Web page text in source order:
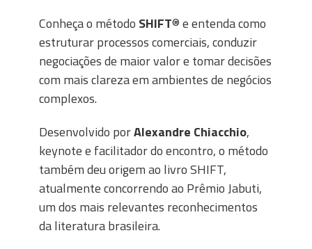
Conheça o método SHIFT® e entenda como
estruturar processos comerciais, conduzir
negociações de maior valor e tomar decisões
com mais clareza em ambientes de negócios
complexos.
Desenvolvido porAlexandre Chiacchio,
keynote e facilitador do encontro, o método
também deu origem ao livro SHIFT,
atualmente concorrendo ao Prêmio Jabuti,
um dos mais relevantes reconhecimentos
da literatura brasileira.